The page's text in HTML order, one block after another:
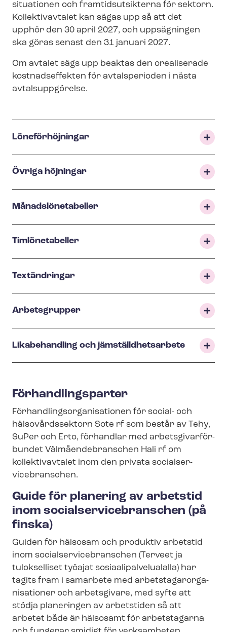
situationen och fram­tids­ut­sik­ter­na för sektorn.
Kollektivavtalet kan sägas upp så att det
upphör den 30 april 2027, och uppsägningen
ska göras senast den 31 januari 2027.
Om avtalet sägs upp beaktas den orealiserade
kostnadseffekten för avtalsperioden i nästa
avtalsuppgörelse.
Löneförhöjningar
Övriga höjningar
Må­nads­lö­ne­ta­bel­ler
Timlönetabeller
Textändringar
Arbetsgrupper
Likabehandling och jäm­ställd­hets­ar­be­te
För­hand­lings­par­ter
För­hand­lings­or­ga­ni­sa­tio­nen för social- och
hälsovårdssektorn Sote rf som består av Tehy,
SuPer och Erto, förhandlar med ar­bets­gi­var­för­
bun­det Väl­må­en­debran­schen Hali rf om
kollektivavtalet inom den privata so­ci­al­ser­
vicebran­schen.
Guide för planering av arbetstid
inom so­ci­al­ser­vicebran­schen (på
finska)
Guiden för hälsosam och produktiv arbetstid
inom so­ci­al­ser­vicebran­schen (Terveet ja
tulokselliset työajat so­si­aali­pal­velu­a­lal­la) har
tagits fram i samarbete med ar­bets­ta­gar­or­ga­
ni­sa­tio­ner och arbetsgivare, med syfte att
stödja planeringen av arbetstiden så att
arbetet både är hälsosamt för arbetstagarna